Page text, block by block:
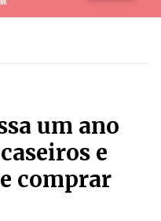
um ano
e
comprar